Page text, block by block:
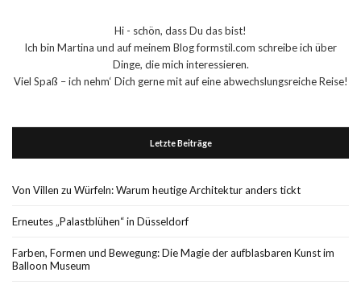
Hi - schön, dass Du das bist!
Ich bin Martina und auf meinem Blog formstil.com schreibe ich über
Dinge, die mich interessieren.
Viel Spaß – ich nehm‘ Dich gerne mit auf eine abwechslungsreiche Reise!
Letzte Beiträge
Von Villen zu Würfeln: Warum heutige Architektur anders tickt
Erneutes „Palastblühen“ in Düsseldorf
Farben, Formen und Bewegung: Die Magie der aufblasbaren Kunst im
Balloon Museum